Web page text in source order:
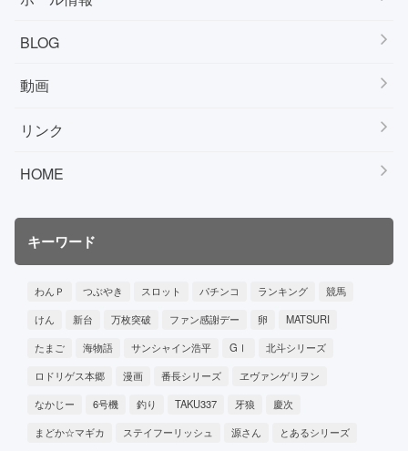
BLOG
動画
リンク
HOME
キーワード
わんＰ つぶやき スロット パチンコ ランキング
競馬
けん
新台 万枚突破 ファン感謝デー 卵
MATSURI
たまご
海物語 サンシャイン浩平 GⅠ
北斗シリーズ
ロドリゲス本郷
漫画 番長シリーズ
ヱヴァンゲリヲン
なかじー
6号機 釣り TAKU337 牙狼
慶次
まどか☆マギカ
ステイフーリッシュ 源さん
とあるシリーズ